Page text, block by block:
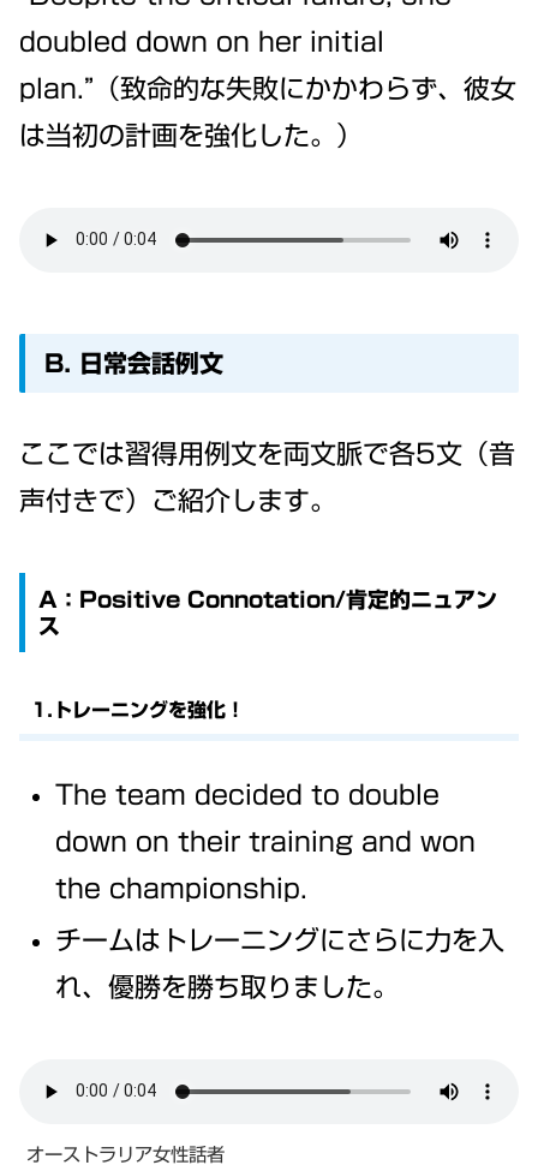
doubled down on her initial
plan.”（致命的な失敗にかかわらず、彼女
は当初の計画を強化した。）
B. 日常会話例文
ここでは習得用例文を両文脈で各5文（音
声付きで）ご紹介します。
A：Positive Connotation/肯定的ニュアン
ス
1.トレーニングを強化！
The team decided to double
down on their training and won
the championship.
チームはトレーニングにさらに力を入
れ、優勝を勝ち取りました。
オーストラリア女性話者